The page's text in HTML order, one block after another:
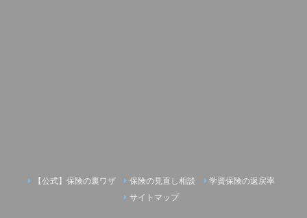
【公式】保険の裏ワザ 保険の見直し相談
学資保険の返戻率
サイトマップ